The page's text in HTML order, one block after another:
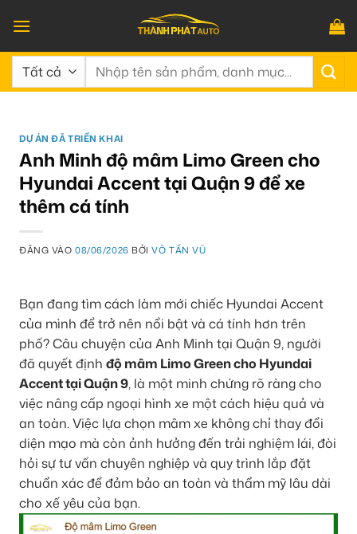
qua
nội
dung
Tìm
DỰ ÁN ĐÃ TRIỂN KHAI
Anh Minh độ mâm Limo Green cho
Hyundai Accent tại Quận 9 để xe
thêm cá tính
ĐĂNG VÀO08/06/2026 BỞIVÕ TẤN VŨ
Bạn đang tìm cách làm mới chiếc Hyundai Accent
của mình để trở nên nổi bật và cá tính hơn trên
phố? Câu chuyện của Anh Minh tại Quận 9, người
đã quyết định độ mâm Limo Green cho Hyundai
Accent tại Quận 9, là một minh chứng rõ ràng cho
việc nâng cấp ngoại hình xe một cách hiệu quả và
an toàn. Việc lựa chọn mâm xe không chỉ thay đổi
diện mạo mà còn ảnh hưởng đến trải nghiệm lái, đòi
hỏi sự tư vấn chuyên nghiệp và quy trình lắp đặt
chuẩn xác để đảm bảo an toàn và thẩm mỹ lâu dài
cho xế yêu của bạn.